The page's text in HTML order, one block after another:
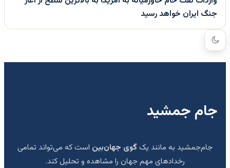
جنگ ایران خواهد رسید
جام جمشید
جام‌جمشید به مانند یک گوی جهان‌بین است که می‌تواند تمامی
رخدادهای مهم جهان را مشاهده و تحلیل کند.